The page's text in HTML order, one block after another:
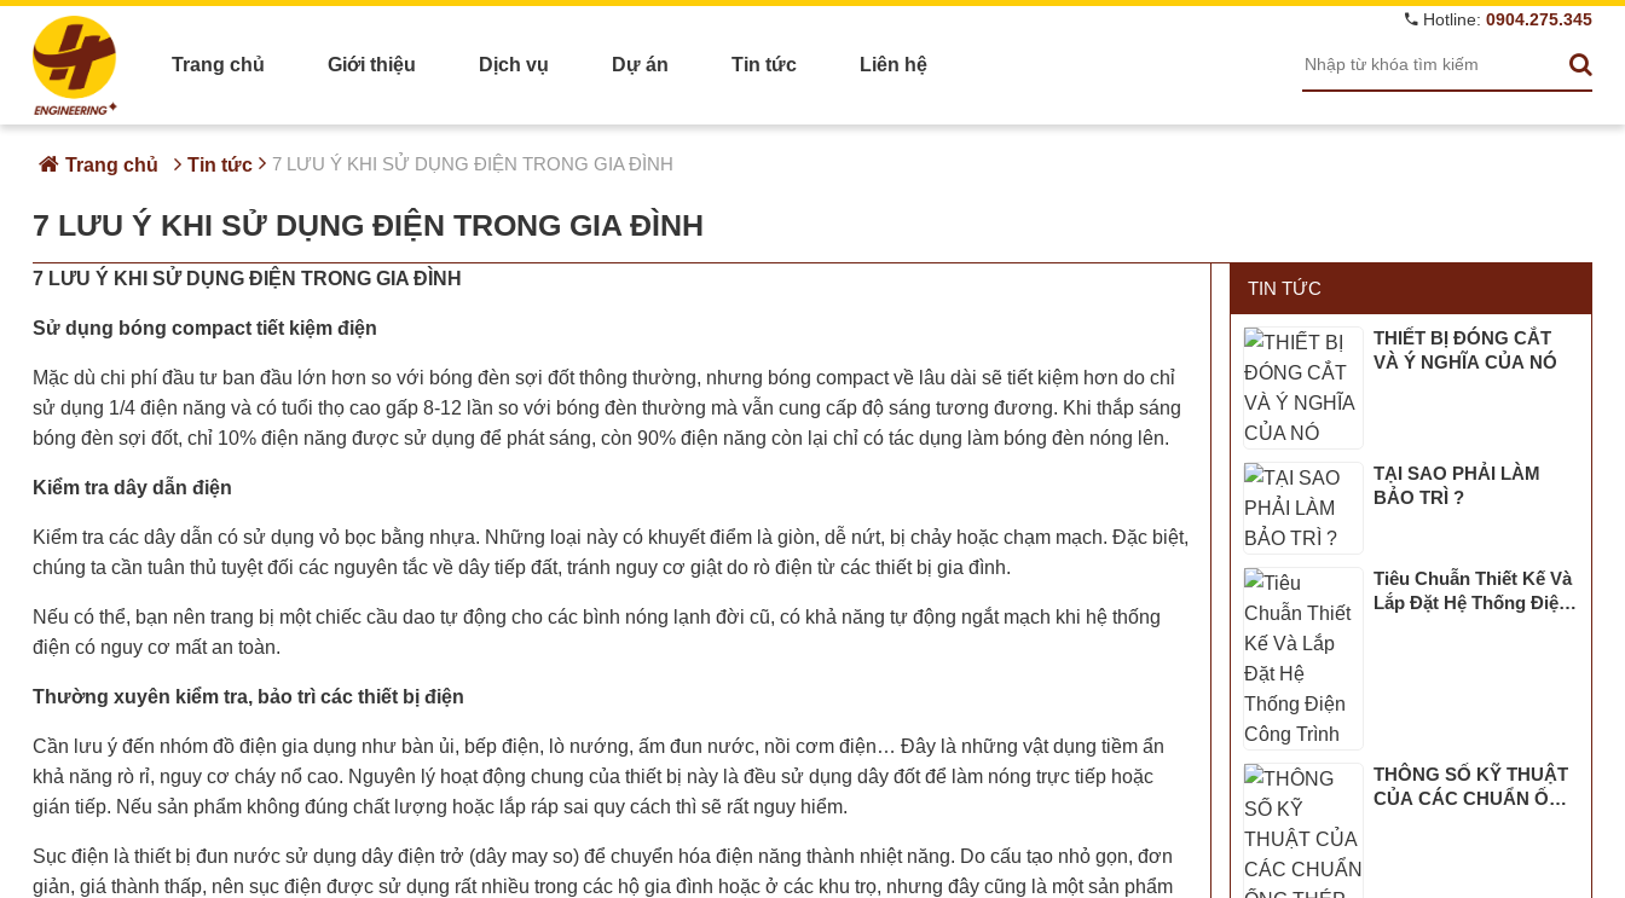
Trang chủ Giới thiệu Dịch vụ Dự án Tin tức Liên hệ
Hotline: 0904.275.345
Trang chủ Tin tức 7 LƯU Ý KHI SỬ DỤNG ĐIỆN TRONG GIA ĐÌNH
7 LƯU Ý KHI SỬ DỤNG ĐIỆN TRONG GIA ĐÌNH
7 LƯU Ý KHI SỬ DỤNG ĐIỆN TRONG GIA ĐÌNH
Sử dụng bóng compact tiết kiệm điện
Mặc dù chi phí đầu tư ban đầu lớn hơn so với bóng đèn sợi đốt thông thường, nhưng bóng compact về lâu dài sẽ tiết kiệm hơn do chỉ
sử dụng 1/4 điện năng và có tuổi thọ cao gấp 8-12 lần so với bóng đèn thường mà vẫn cung cấp độ sáng tương đương. Khi thắp sáng
bóng đèn sợi đốt, chỉ 10% điện năng được sử dụng để phát sáng, còn 90% điện năng còn lại chỉ có tác dụng làm bóng đèn nóng lên.
Kiểm tra dây dẫn điện
Kiểm tra các dây dẫn có sử dụng vỏ bọc bằng nhựa. Những loại này có khuyết điểm là giòn, dễ nứt, bị chảy hoặc chạm mạch. Đặc biệt,
chúng ta cần tuân thủ tuyệt đối các nguyên tắc về dây tiếp đất, tránh nguy cơ giật do rò điện từ các thiết bị gia đình.
Nếu có thể, bạn nên trang bị một chiếc cầu dao tự động cho các bình nóng lạnh đời cũ, có khả năng tự động ngắt mạch khi hệ thống
điện có nguy cơ mất an toàn.
Thường xuyên kiểm tra, bảo trì các thiết bị điện
Cần lưu ý đến nhóm đồ điện gia dụng như bàn ủi, bếp điện, lò nướng, ấm đun nước, nồi cơm điện… Đây là những vật dụng tiềm ẩn
khả năng rò rỉ, nguy cơ cháy nổ cao. Nguyên lý hoạt động chung của thiết bị này là đều sử dụng dây đốt để làm nóng trực tiếp hoặc
gián tiếp. Nếu sản phẩm không đúng chất lượng hoặc lắp ráp sai quy cách thì sẽ rất nguy hiểm.
Sục điện là thiết bị đun nước sử dụng dây điện trở (dây may so) để chuyển hóa điện năng thành nhiệt năng. Do cấu tạo nhỏ gọn, đơn
giản, giá thành thấp, nên sục điện được sử dụng rất nhiều trong các hộ gia đình hoặc ở các khu trọ, nhưng đây cũng là một sản phẩm
TIN TỨC
THIẾT BỊ ĐÓNG CẮT
VÀ Ý NGHĨA CỦA NÓ
TẠI SAO PHẢI LÀM
BẢO TRÌ ?
Tiêu Chuẫn Thiết Kế Và
Lắp Đặt Hệ Thống Điện
THÔNG SỐ KỸ THUẬT
CỦA CÁC CHUẨN ỐNG